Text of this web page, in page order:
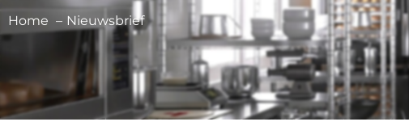
Home Nieuwsbrief